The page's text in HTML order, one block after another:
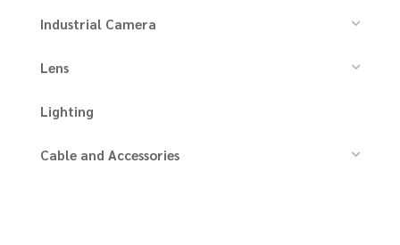
Industrial Camera
Lens
Lighting
Cable and Accessories